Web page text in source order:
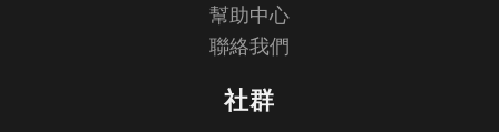
幫助中心
聯絡我們
社群